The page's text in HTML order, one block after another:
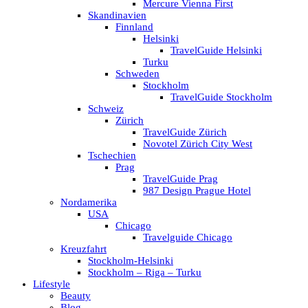
Mercure Vienna First
Skandinavien
Finnland
Helsinki
TravelGuide Helsinki
Turku
Schweden
Stockholm
TravelGuide Stockholm
Schweiz
Zürich
TravelGuide Zürich
Novotel Zürich City West
Tschechien
Prag
TravelGuide Prag
987 Design Prague Hotel
Nordamerika
USA
Chicago
Travelguide Chicago
Kreuzfahrt
Stockholm-Helsinki
Stockholm – Riga – Turku
Lifestyle
Beauty